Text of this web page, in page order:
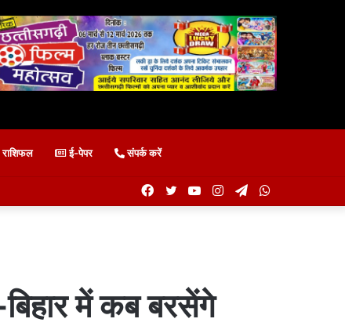
राशिफल ई-पेपर संपर्क करें
Telegram
Instagram
YouTube
Twitter
Facebook
में कब बरसेंगे